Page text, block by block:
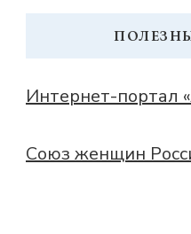
Интернет-портал
Союз женщин